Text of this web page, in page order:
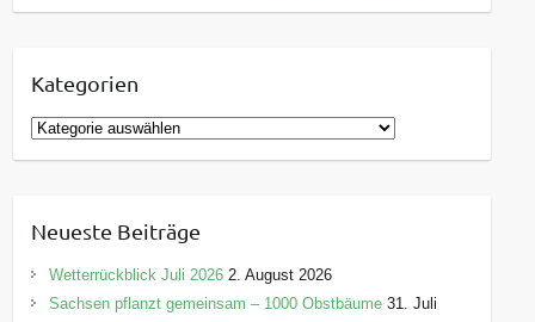
Kategorien
K
a
g
o
r
Neueste Beiträge
Wetterrückblick Juli 2026 2. August 2026
Sachsen pflanzt gemeinsam – 1000 Obstbäume 31. Juli